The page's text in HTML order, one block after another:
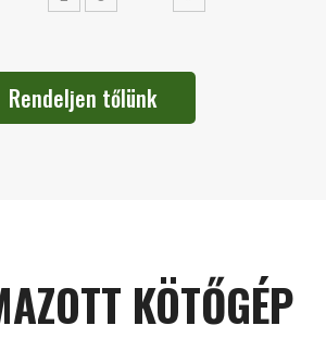
Rendeljen tőlünk
KÖTŐGÉP